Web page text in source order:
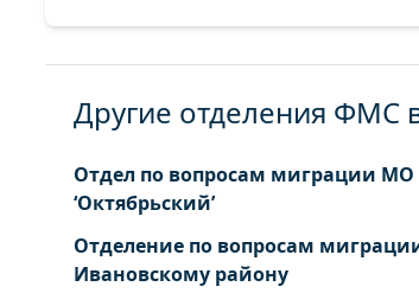
Другие отделения ФМС
Отдел по вопросам миграции
‘Октябрьский’
Отделение по вопросам
Ивановскому району